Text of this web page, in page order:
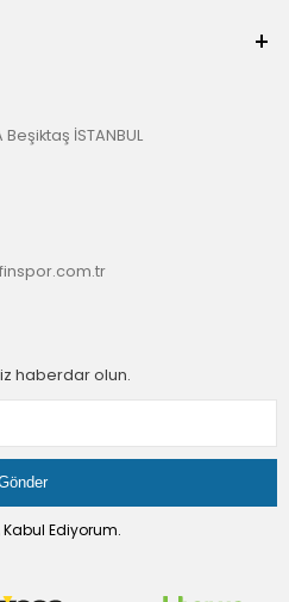
İSTANBUL
haberdar olun.
Ediyorum.